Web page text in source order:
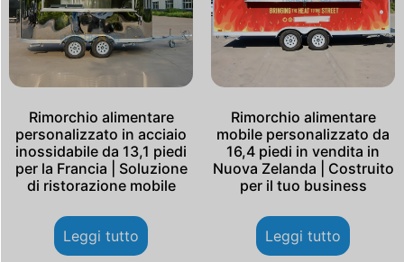
Rimorchio alimentare
personalizzato in acciaio
inossidabile da 13,1 piedi
per la Francia | Soluzione
di ristorazione mobile
Leggi tutto
Rimorchio alimentare
mobile personalizzato da
16,4 piedi in vendita in
Nuova Zelanda | Costruito
per il tuo business
Leggi tutto